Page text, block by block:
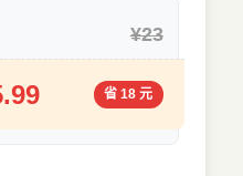
¥23
省 18 元